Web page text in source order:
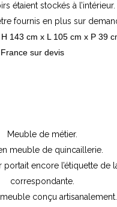
étaient stockés à l’intérieur.
fournis en plus sur
143 cm x L 105 cm x P 39
sur devis
Meuble de métier.
meuble de quincaillerie.
portait encore l’étiquette de
correspondante.
meuble conçu artisanalement.